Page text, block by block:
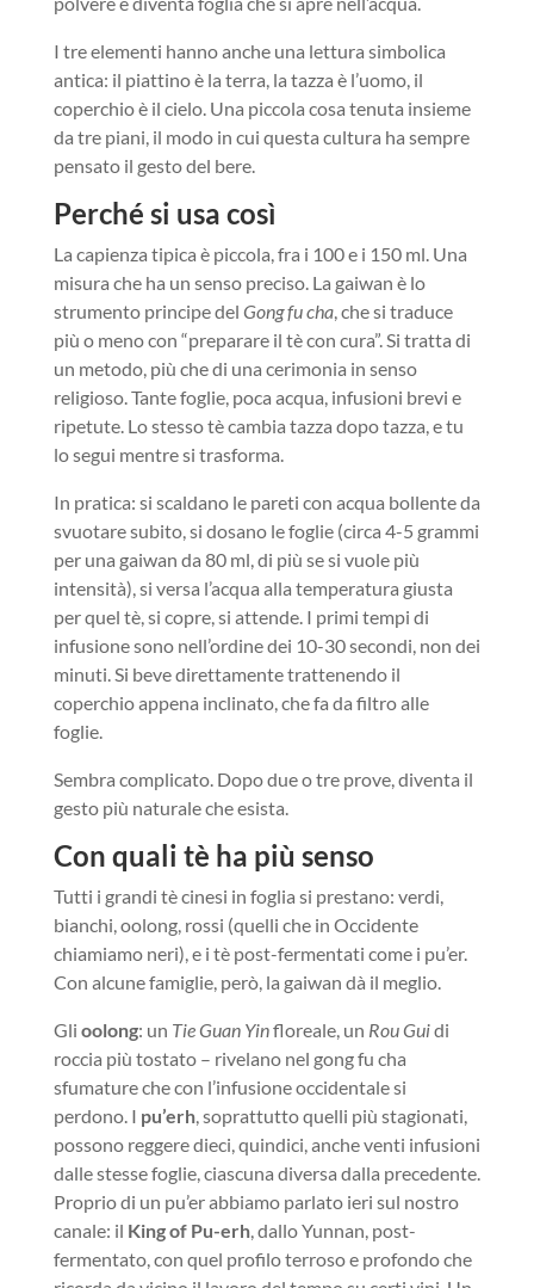
I tre elementi hanno anche una lettura simbolica
antica: il piattino è la terra, la tazza è l’uomo, il
coperchio è il cielo. Una piccola cosa tenuta insieme
da tre piani, il modo in cui questa cultura ha sempre
pensato il gesto del bere.
Perché si usa così
La capienza tipica è piccola, fra i 100 e i 150 ml. Una
misura che ha un senso preciso. La gaiwan è lo
strumento principe del Gong fu cha, che si traduce
più o meno con “preparare il tè con cura”. Si tratta di
un metodo, più che di una cerimonia in senso
religioso. Tante foglie, poca acqua, infusioni brevi e
ripetute. Lo stesso tè cambia tazza dopo tazza, e tu
lo segui mentre si trasforma.
In pratica: si scaldano le pareti con acqua bollente da
svuotare subito, si dosano le foglie (circa 4-5 grammi
per una gaiwan da 80 ml, di più se si vuole più
intensità), si versa l’acqua alla temperatura giusta
per quel tè, si copre, si attende. I primi tempi di
infusione sono nell’ordine dei 10-30 secondi, non dei
minuti. Si beve direttamente trattenendo il
coperchio appena inclinato, che fa da filtro alle
foglie.
Sembra complicato. Dopo due o tre prove, diventa il
gesto più naturale che esista.
Con quali tè ha più senso
Tutti i grandi tè cinesi in foglia si prestano: verdi,
bianchi, oolong, rossi (quelli che in Occidente
chiamiamo neri), e i tè post-fermentati come i pu’er.
Con alcune famiglie, però, la gaiwan dà il meglio.
Gli oolong: un Tie Guan Yinfloreale, un Rou Guidi
roccia più tostato – rivelano nel gong fu cha
sfumature che con l’infusione occidentale si
perdono. I pu’erh, soprattutto quelli più stagionati,
possono reggere dieci, quindici, anche venti infusioni
dalle stesse foglie, ciascuna diversa dalla precedente.
Proprio di un pu’er abbiamo parlato ieri sul nostro
canale: il King of Pu-erh, dallo Yunnan, post-
fermentato, con quel profilo terroso e profondo che